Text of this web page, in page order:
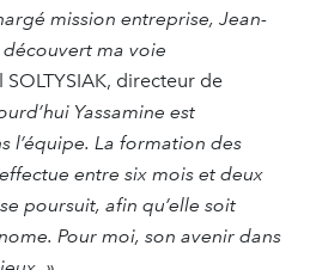
mission entreprise, Jean-
découvert ma voie
SOLTYSIAK, directeur de
Yassamine est
l’équipe. La formation des
entre six mois et deux
poursuit, afin qu’elle soit
Pour moi, son avenir dans